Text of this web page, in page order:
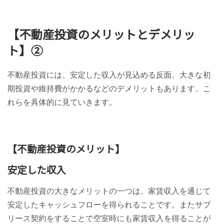
【不動産投資のメリットとデメリッ
ト】②
不動産投資には、安定した収入が見込める反面、大きな初
期投資や維持費がかかるなどのデメリットもあります。こ
れらを具体的に見ていきます。
【不動産投資のメリット】
安定した収入
不動産投資の大きなメリットの一つは、家賃収入を通じて
安定したキャッシュフローを得られることです。またサブ
リース契約をすることで空室時にも家賃収入を得ることが